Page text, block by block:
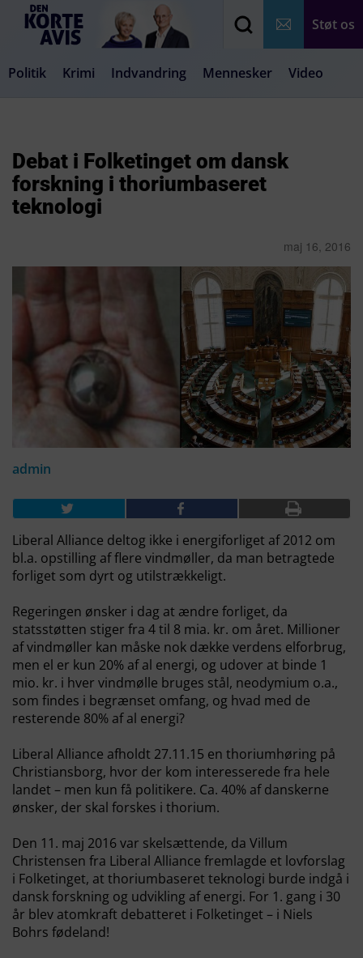
Støt os
Politik Krimi Indvandring Mennesker Video
Debat i Folketinget om dansk
forskning i thoriumbaseret
teknologi
maj 16, 2016
admin
Liberal Alliance deltog ikke i energiforliget af 2012 om
bl.a. opstilling af flere vindmøller, da man betragtede
forliget som dyrt og utilstrækkeligt.
Regeringen ønsker i dag at ændre forliget, da
statsstøtten stiger fra 4 til 8 mia. kr. om året. Millioner
af vindmøller kan måske nok dække verdens elforbrug,
men el er kun 20% af al energi, og udover at binde 1
mio. kr. i hver vindmølle bruges stål, neodymium o.a.,
som findes i begrænset omfang, og hvad med de
resterende 80% af al energi?
Liberal Alliance afholdt 27.11.15 en thoriumhøring på
Christiansborg, hvor der kom interesserede fra hele
landet – men kun få politikere. Ca. 40% af danskerne
ønsker, der skal forskes i thorium.
Den 11. maj 2016 var skelsættende, da Villum
Christensen fra Liberal Alliance fremlagde et lovforslag
i Folketinget, at thoriumbaseret teknologi burde indgå i
dansk forskning og udvikling af energi. For 1. gang i 30
år blev atomkraft debatteret i Folketinget – i Niels
Bohrs fødeland!